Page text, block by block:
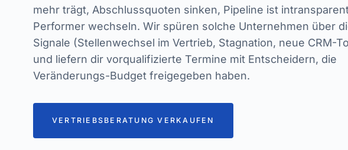
mehr trägt, Abschlussquoten sinken, Pipeline ist
Performer wechseln. Wir spüren solche Unternehmen über
Signale (Stellenwechsel im Vertrieb, Stagnation, neue CRM-
und liefern dir vorqualifizierte Termine mit Entscheidern, die
Veränderungs-Budget freigegeben haben.
VERTRIEBSBERATUNG VERKAUFEN